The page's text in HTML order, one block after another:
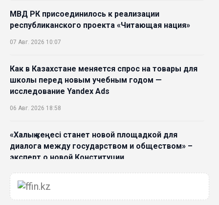
МВД РК присоединилось к реализации
республиканского проекта «Читающая нация»
07 Авг. 2026 10:07
Как в Казахстане меняется спрос на товары для
школы перед новым учебным годом —
исследование Yandex Ads
06 Авг. 2026 18:58
«Халық кеңесі станет новой площадкой для
диалога между государством и обществом» –
эксперт о новой Конституции
06 Авг. 2026 15:51
Главное значение новой Конституции –